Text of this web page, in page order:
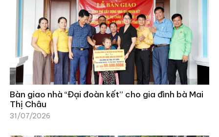
Bàn giao nhà “Đại đoàn kết” cho gia đình bà Mai
Thị Châu
31/07/2026